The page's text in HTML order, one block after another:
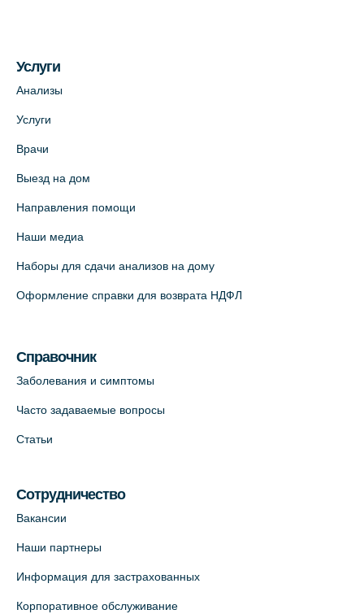
Медицинский центр на ул. Моисеенко, 5
+7 (812) 660-73-69
+7 (812) 660-73-69
На карте
Красносельское шоссе, 54, к.3
Медицинский центр на Кондратьевском
д.3, В.О. (официальный партнёр)
+7 (812) 986-98-91
Услуги
Анализы
Услуги
Врачи
Выезд на дом
Направления помощи
Наши медиа
Наборы для сдачи анализов на дому
Оформление справки для возврата НДФЛ
Справочник
Заболевания и симптомы
Часто задаваемые вопросы
Статьи
Сотрудничество
Вакансии
Наши партнеры
Информация для застрахованных
Корпоративное обслуживание